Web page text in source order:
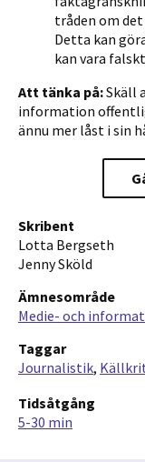
Skribent
Lotta Bergseth
Jenny Sköld
Ämnesområde
Medie- och
Taggar
Journalistik
Tidsåtgång
5-30 min
tråden om
Detta kan
kan vara
Att tänka på:Skäll
information
ännu mer låst i sin